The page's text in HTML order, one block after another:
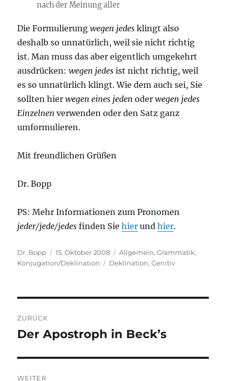
nach der Meinung aller
Die Formulierungwegen jedes klingt also
deshalb so unnatürlich, weil sie nicht richtig
ist. Man muss das aber eigentlich umgekehrt
ausdrücken:wegen jedes ist nicht richtig, weil
es so unnatürlich klingt. Wie dem auch sei, Sie
sollten hierwegen eines jeden oderwegen jedes
Einzelnen verwenden oder den Satz ganz
umformulieren.
Mit freundlichen Grüßen
Dr. Bopp
PS: Mehr Informationen zum Pronomen
jeder/jede/jedes finden Siehier undhier.
Autor
Dr. Bopp
Veröffentlicht
am
15. Oktober 2008 Kategorien
Allgemein,Grammatik,
Konjugation/Deklination
Schlagwörter
Deklination,Genitiv
ZURÜCK
Vorheriger
Der Apostroph in Beck’s
WEITER